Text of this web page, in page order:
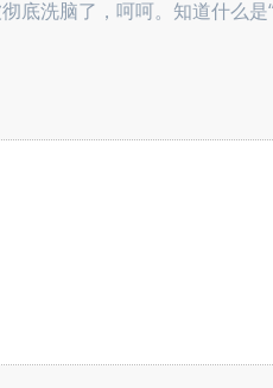
底洗脑了，呵呵。知道什么是